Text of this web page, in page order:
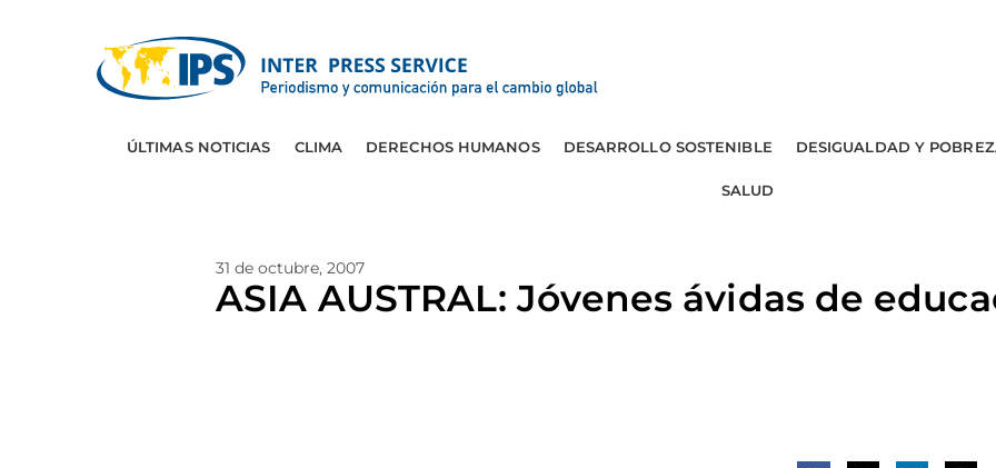
ÚLTIMAS NOTICIAS CLIMA DERECHOS HUMANOS DESARROLLO SOSTENIBLE DESIGUALDAD Y
SALUD
31 de octubre, 2007
ASIA AUSTRAL: Jóvenes ávidas de